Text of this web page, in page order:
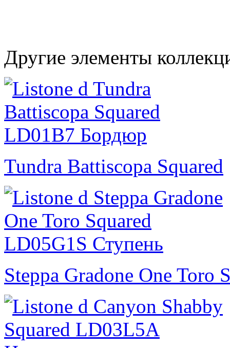
Другие элементы
Tundra Battiscopa Squared
Steppa Gradone One Toro